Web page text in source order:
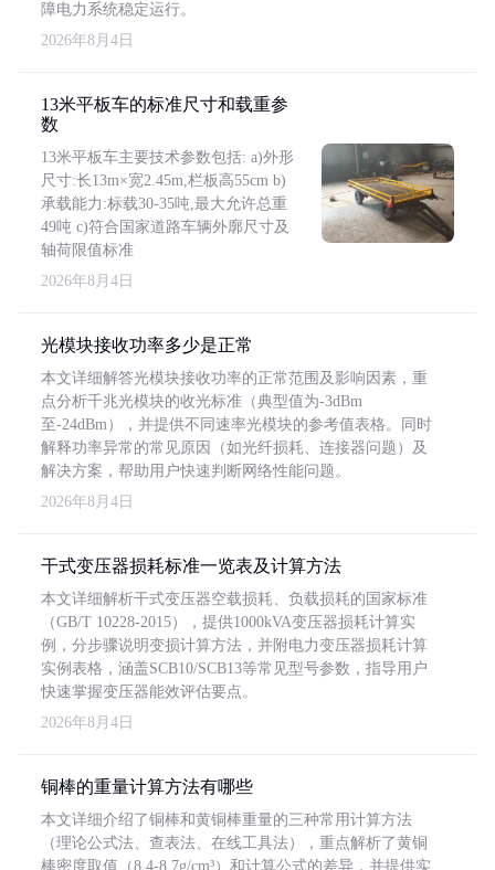
障电力系统稳定运行。
2026年8月4日
13米平板车的标准尺寸和载重参
数
13米平板车主要技术参数包括: a)外形
尺寸:长13m×宽2.45m,栏板高55cm b)
承载能力:标载30-35吨,最大允许总重
49吨 c)符合国家道路车辆外廓尺寸及
轴荷限值标准
2026年8月4日
光模块接收功率多少是正常
本文详细解答光模块接收功率的正常范围及影响因素，重
点分析千兆光模块的收光标准（典型值为-3dBm
至-24dBm），并提供不同速率光模块的参考值表格。同时
解释功率异常的常见原因（如光纤损耗、连接器问题）及
解决方案，帮助用户快速判断网络性能问题。
2026年8月4日
干式变压器损耗标准一览表及计算方法
本文详细解析干式变压器空载损耗、负载损耗的国家标准
（GB/T 10228-2015），提供1000kVA变压器损耗计算实
例，分步骤说明变损计算方法，并附电力变压器损耗计算
实例表格，涵盖SCB10/SCB13等常见型号参数，指导用户
快速掌握变压器能效评估要点。
2026年8月4日
铜棒的重量计算方法有哪些
本文详细介绍了铜棒和黄铜棒重量的三种常用计算方法
（理论公式法、查表法、在线工具法），重点解析了黄铜
棒密度取值（8.4-8.7g/cm³）和计算公式的差异，并提供实